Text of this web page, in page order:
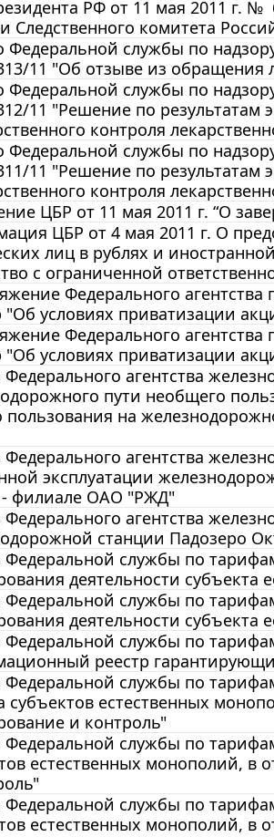
РФ от 11 мая 2011 г.
Следственного комитета
службы по
11 "Об отзыве из обращения
службы по
11 "Решение по результатам
контроля
службы по
11 "Решение по результатам
контроля
ЦБР от 11 мая 2011 г. “О
ЦБР от 4 мая 2011 г. О
лиц в рублях и
с ограниченной
Федерального
"Об условиях приватизации
Федерального
"Об условиях приватизации
агентства
пути необщего
пользования на
агентства
эксплуатации
- филиале ОАО "РЖД"
агентства
станции Падозеро
службы по
деятельности субъекта
службы по
деятельности субъекта
Федеральной службы по
реестр
Федеральной службы по
субъектов естественных
и контроль"
Федеральной службы по
естественных монополий, в
Федеральной службы по
естественных монополий, в